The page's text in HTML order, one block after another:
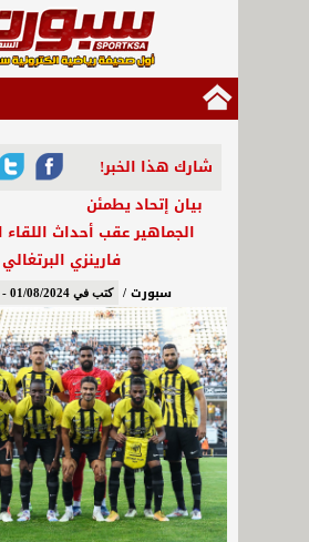
شارك هذا الخبر!
بيان إتحاد يطمئن
الجماهير عقب أحداث اللقاء
فارينزي البرتغالي
سبورت / كتب في 01/08/2024 - 4:44 ص